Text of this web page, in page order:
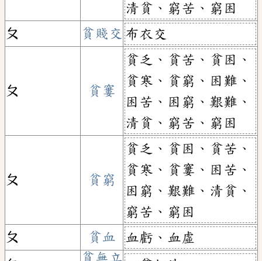
清貧、窮苦、窮困
ㄆ
貧賤交 布衣交
ㄆ 貧窶
貧乏、貧苦、貧困、
貧寒、貧窮、困難、
困苦、困窮、艱難、
清貧、窮苦、窮困
ㄆ 貧窮
貧乏、貧困、貧苦、
貧寒、貧窶、困苦、
困窮、艱難、清貧、
窮苦、窮困
ㄆ
貧血
血虧、血虛
貧無立